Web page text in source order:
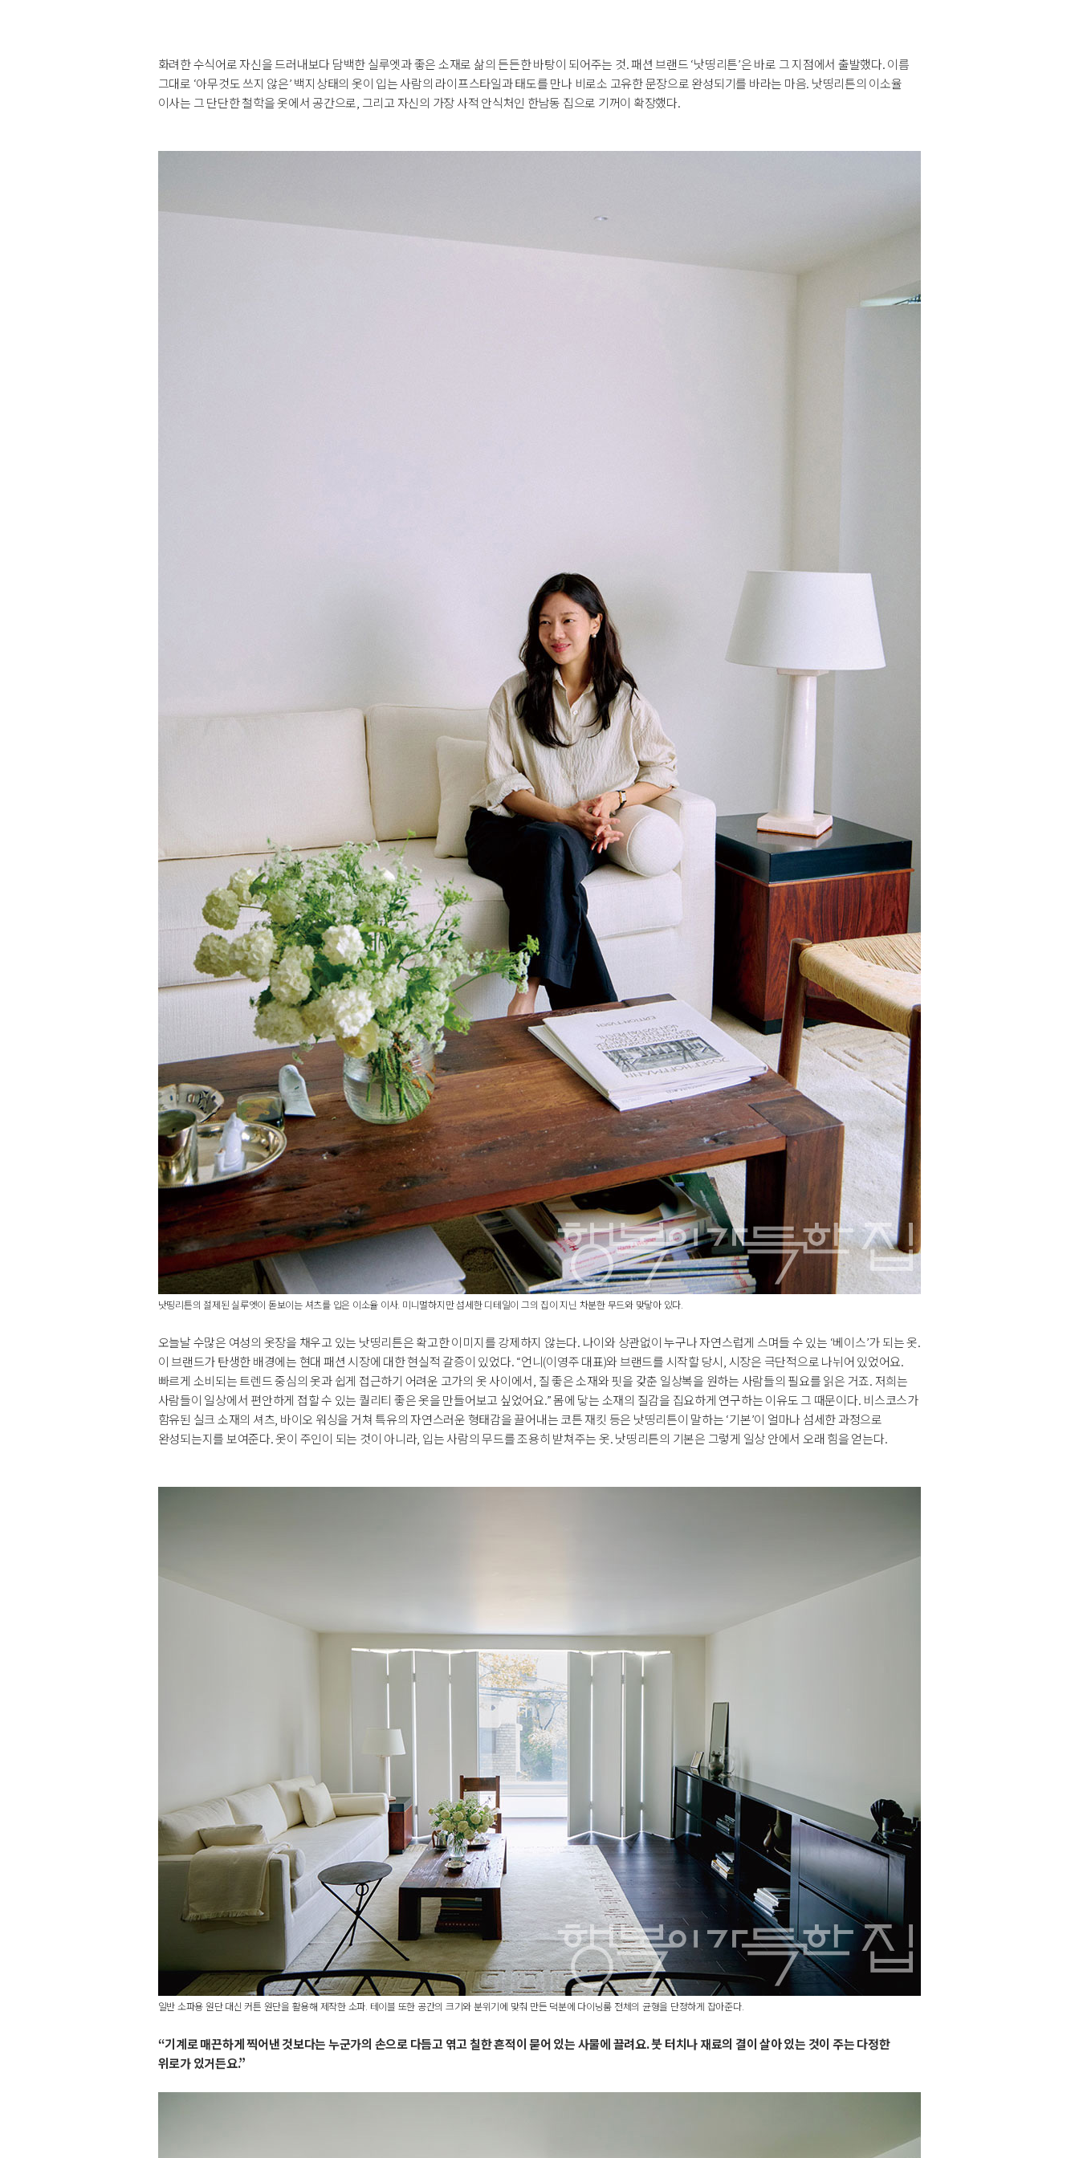
화려한 수식어로 자신을 드러내보다 담백한 실루엣과 좋은 소재로 삶의 든든한 바탕이 되어주는 것. 패션 브랜드 ‘낫띵리튼’은 바로 그 지점에서 출발했다. 이름
그대로 ‘아무것도 쓰지 않은’ 백지상태의 옷이 입는 사람의 라이프스타일과 태도를 만나 비로소 고유한 문장으로 완성되기를 바라는 마음. 낫띵리튼의 이소율
이사는 그 단단한 철학을 옷에서 공간으로, 그리고 자신의 가장 사적 안식처인 한남동 집으로 기꺼이 확장했다.
낫띵리튼의 절제된 실루엣이 돋보이는 셔츠를 입은 이소율 이사. 미니멀하지만 섬세한 디테일이 그의 집이 지닌 차분한 무드와 맞닿아 있다.
오늘날 수많은 여성의 옷장을 채우고 있는 낫띵리튼은 확고한 이미지를 강제하지 않는다. 나이와 상관없이 누구나 자연스럽게 스며들 수 있는 ‘베이스’가 되는 옷.
이 브랜드가 탄생한 배경에는 현대 패션 시장에 대한 현실적 갈증이 있었다. “언니(이영주 대표)와 브랜드를 시작할 당시, 시장은 극단적으로 나뉘어 있었어요.
빠르게 소비되는 트렌드 중심의 옷과 쉽게 접근하기 어려운 고가의 옷 사이에서, 질 좋은 소재와 핏을 갖춘 일상복을 원하는 사람들의 필요를 읽은 거죠. 저희는
사람들이 일상에서 편안하게 접할 수 있는 퀄리티 좋은 옷을 만들어보고 싶었어요.” 몸에 닿는 소재의 질감을 집요하게 연구하는 이유도 그 때문이다. 비스코스가
함유된 실크 소재의 셔츠, 바이오 워싱을 거쳐 특유의 자연스러운 형태감을 끌어내는 코튼 재킷 등은 낫띵리튼이 말하는 ‘기본’이 얼마나 섬세한 과정으로
완성되는지를 보여준다. 옷이 주인이 되는 것이 아니라, 입는 사람의 무드를 조용히 받쳐주는 옷. 낫띵리튼의 기본은 그렇게 일상 안에서 오래 힘을 얻는다.
일반 소파용 원단 대신 커튼 원단을 활용해 제작한 소파. 테이블 또한 공간의 크기와 분위기에 맞춰 만든 덕분에 다이닝룸 전체의 균형을 단정하게 잡아준다.
“기계로 매끈하게 찍어낸 것보다는 누군가의 손으로 다듬고 엮고 칠한 흔적이 묻어 있는 사물에 끌려요. 붓 터치나 재료의 결이 살아 있는 것이 주는 다정한
위로가 있거든요.”